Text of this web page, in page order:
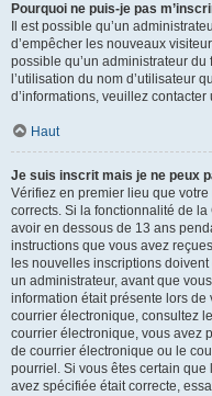
Pourquoi ne puis-je pas
Il est possible qu’un
d’empêcher les nouveaux
possible qu’un administrateur
l’utilisation du nom d’utilisateur
d’informations, veuillez
Haut
Je suis inscrit mais je ne peux
Vérifiez en premier lieu que
corrects. Si la fonctionnalité de
avoir en dessous de 13 ans
instructions que vous avez
les nouvelles inscriptions
un administrateur, avant que
information était présente lors
courrier électronique, consultez
courrier électronique, vous avez
de courrier électronique ou le
pourriel. Si vous êtes certain
avez spécifiée était correcte,